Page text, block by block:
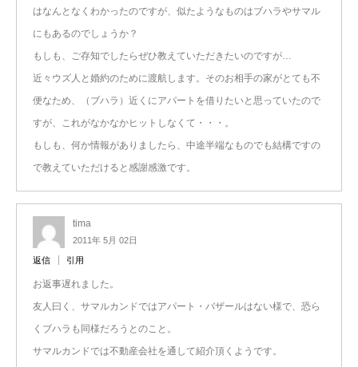
はなんとなくわかったのですが、似たようなものはブハラやサマル
にもあるのでしょうか？
もしも、ご存知でしたらぜひ教えていただきたいのですが…
近々ウズ人と婚約のために渡航します。そのお相手の家がとても不
便なため、（ブハラ）近くにアパートを借りたいと思っていたので
すが、これがなかなかヒットしなくて・・・。
もしも、何か情報がありましたら、中途半端なものでも結構ですの
で教えていただけると感謝感激です。
tima
2011年 5月 02日
返信 引用
お返事遅れました。
友人曰く、サマルカンドではアパート・バザールはない様で、恐ら
くブハラも同様だろうとのこと。
サマルカンドでは不動産会社を通して紹介頂くようです。